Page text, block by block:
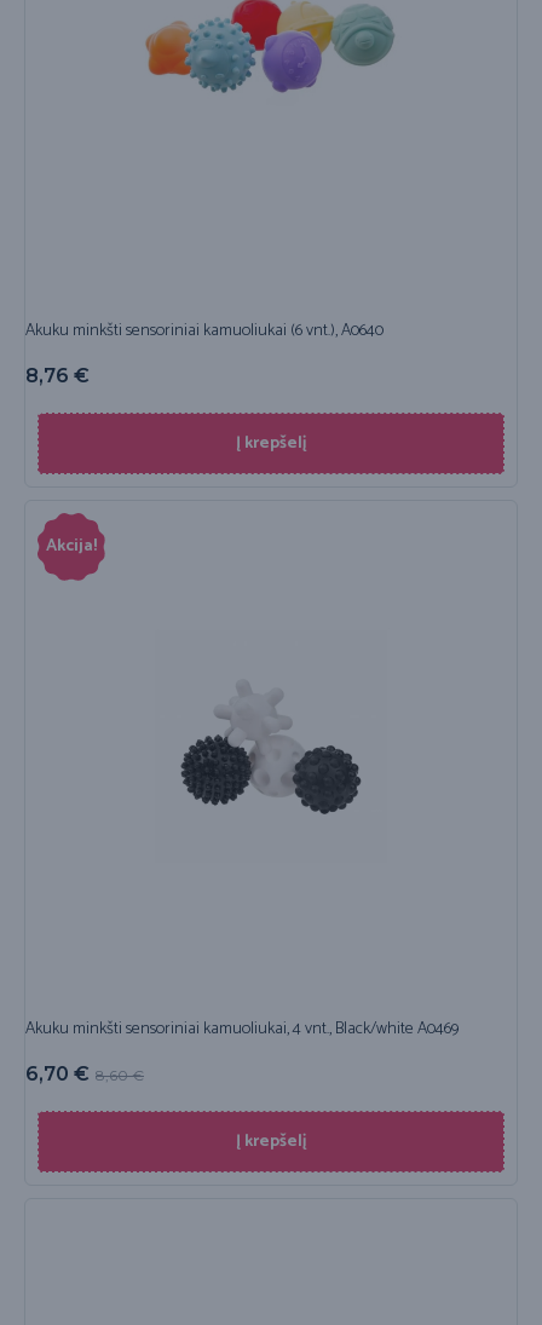
Akuku minkšti sensoriniai kamuoliukai (6 vnt.), A0640
8,76 €
Į krepšelį
Akcija!
Akuku minkšti sensoriniai kamuoliukai, 4 vnt., Black/white A0469
8,60€
6,70 €
Į krepšelį